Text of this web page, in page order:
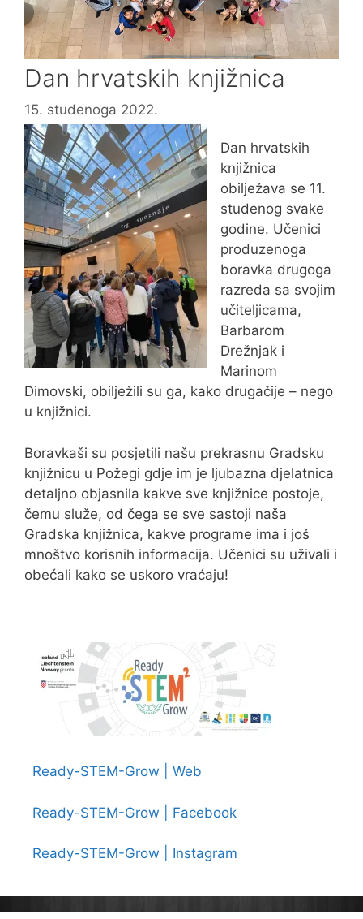
Dan hrvatskih knjižnica
15. studenoga 2022.
Dan hrvatskih
knjižnica
obilježava se 11.
studenog svake
godine. Učenici
produzenoga
boravka drugoga
razreda sa svojim
učiteljicama,
Barbarom
Drežnjak i
Marinom
Dimovski, obilježili su ga, kako drugačije – nego
u knjižnici.
Boravkaši su posjetili našu prekrasnu Gradsku
knjižnicu u Požegi gdje im je ljubazna djelatnica
detaljno objasnila kakve sve knjižnice postoje,
čemu služe, od čega se sve sastoji naša
Gradska knjižnica, kakve programe ima i još
mnoštvo korisnih informacija. Učenici su uživali i
obećali kako se uskoro vraćaju!
Ready-STEM-Grow | Web
Ready-STEM-Grow | Facebook
Ready-STEM-Grow | Instagram